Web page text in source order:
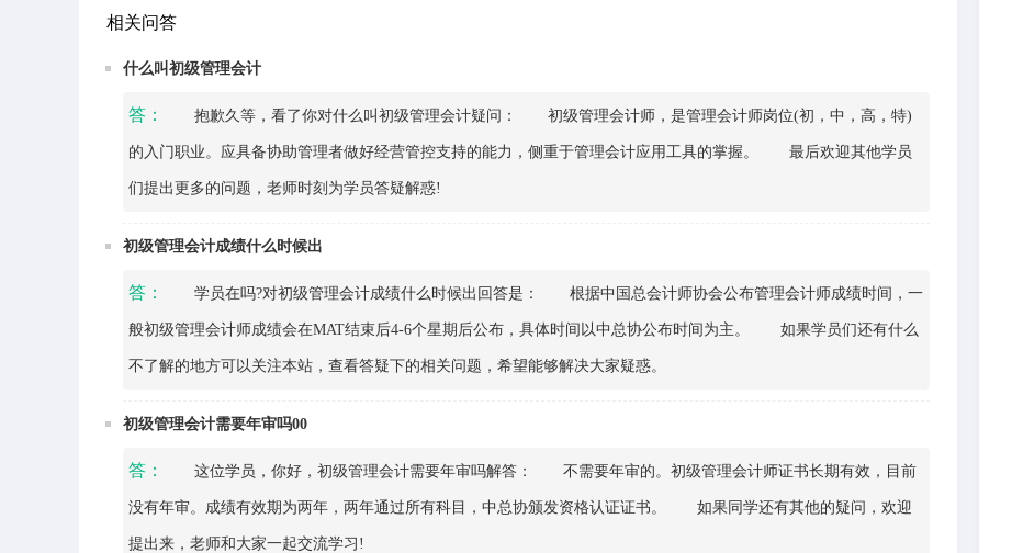
相关问答
什么叫初级管理会计
答： 抱歉久等，看了你对什么叫初级管理会计疑问： 初级管理会计师，是管理会计师岗位(初，中，高，特)
的入门职业。应具备协助管理者做好经营管控支持的能力，侧重于管理会计应用工具的掌握。 最后欢迎其他学员
们提出更多的问题，老师时刻为学员答疑解惑!
初级管理会计成绩什么时候出
答： 学员在吗?对初级管理会计成绩什么时候出回答是： 根据中国总会计师协会公布管理会计师成绩时间，一
般初级管理会计师成绩会在MAT结束后4-6个星期后公布，具体时间以中总协公布时间为主。 如果学员们还有什么
不了解的地方可以关注本站，查看答疑下的相关问题，希望能够解决大家疑惑。
初级管理会计需要年审吗00
答： 这位学员，你好，初级管理会计需要年审吗解答： 不需要年审的。初级管理会计师证书长期有效，目前
没有年审。成绩有效期为两年，两年通过所有科目，中总协颁发资格认证证书。 如果同学还有其他的疑问，欢迎
提出来，老师和大家一起交流学习!